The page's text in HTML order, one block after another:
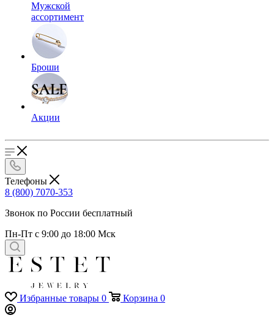
Мужской
ассортимент
Броши
Акции
Телефоны
8 (800) 7070-353
Звонок по России бесплатный
Пн-Пт с 9:00 до 18:00 Мск
Избранные товары 0 Корзина 0